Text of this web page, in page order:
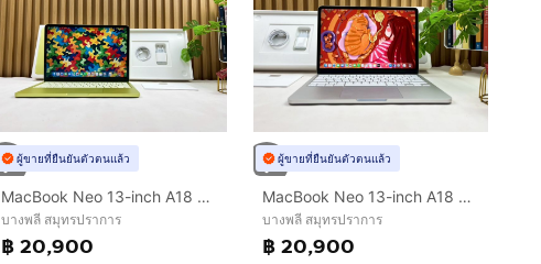
ผู้ขายที่ยืนยันตัวตนแล้ว
MacBook Neo 13-inch A18 Pro 2026 Ram8GB SSD256GB Citrus Apple Care 21 March 2027
บางพลี สมุทรปราการ
฿ 20,900
ผู้ขายที่ยืนยันตัวตนแล้ว
MacBook Neo 13-inch A18 Pro 2026 Ram8GB SSD256GB Silver Apple Care 24 April 2027
บางพลี สมุทรปราการ
฿ 20,900